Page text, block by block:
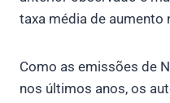
taxa média de aumento
Como as emissões de
nos últimos anos, os